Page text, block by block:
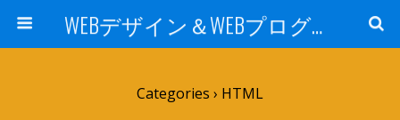
WEBデザイン＆WEBプログラミング -sei2の日記-
Categories › HTML